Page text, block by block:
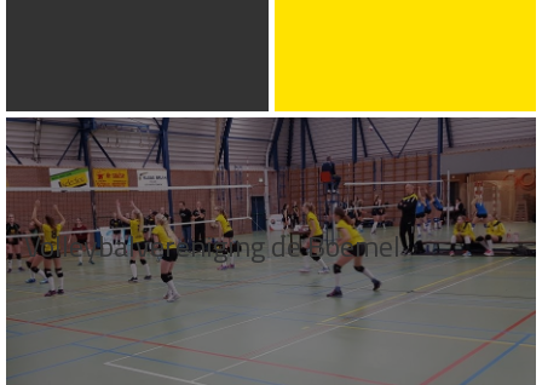
Volleybalvereniging de Boemel